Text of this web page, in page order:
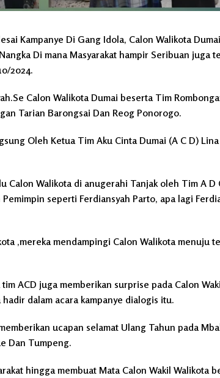
Kampanye Di Gang Idola, Calon Walikota Dumai
Di mana Masyarakat hampir Seribuan juga
2024.
Calon Walikota Dumai beserta Tim
Tarian Barongsai Dan Reog Ponorogo.
Oleh Ketua Tim Aku Cinta Dumai (A C D) Lina
Calon Walikota di anugerahi Tanjak oleh Tim A D
seperti Ferdiansyah Parto, apa lagi
,mereka mendampingi Calon Walikota menuju
ACD juga memberikan surprise pada Calon
dalam acara kampanye dialogis itu.
ucapan selamat Ulang Tahun pada
Dan Tumpeng.
hingga membuat Mata Calon Wakil Walikota